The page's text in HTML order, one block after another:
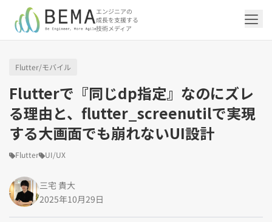
エンジニアの
成長を支援する
技術メディア
見る
レトロスペクティブ（6）
「DevOps/クラウド」のタグ一覧
AWS（20）
サーバーレス（3）
CodeCommit（2）
「AI」のタグ一覧
生成AI（13）
OpenAI（1）
「バックエンド」のタグ一覧
Oracle APEX（5）
Cloud SQL（1）
「Flutter/モバイル」のタグ一覧
Flutter（38）
を見る
microCMS（7）
JavaScript（4）
「others」のタグ一覧
エンジニア組織（48）
スキルアップ（24）
若手エンジニア（12）
Flutter/モバイル
Flutterで『同じdp指定』なのにズレ
る理由と、flutter_screenutilで実現
する大画面でも崩れないUI設計
Flutter UI/UX
三宅 貴大
2025年10月29日